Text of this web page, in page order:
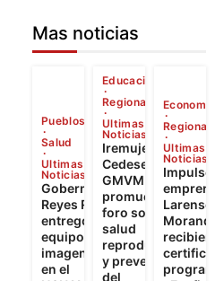
Mas noticias
Pueblos
Salud
Ultimas
Noticias
Gobernador
Reyes Reyes
entregó
equipos de
imagenología
en el
Educación
Regional
Ultimas
Noticias
Iremujer,
Cedesex y
GMVM
promueven
foro sobre
salud
reproductiva
y prevención
del
Economía
Regional
Ultimas
Noticias
Impulso
Larense:
programa